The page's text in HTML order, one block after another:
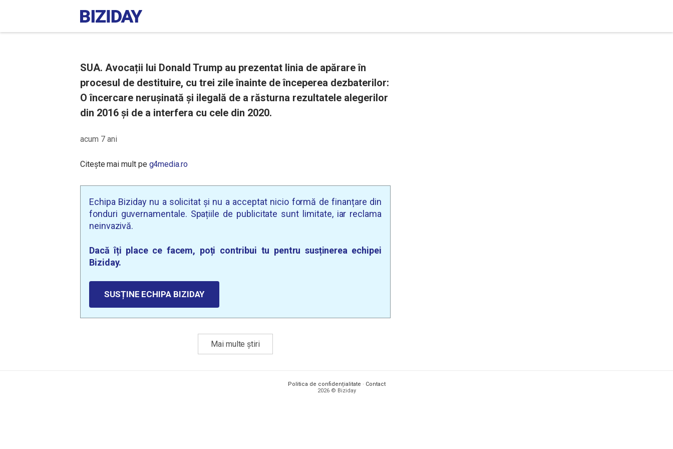
SUA. Avocații lui Donald Trump au prezentat linia de apărare în
procesul de destituire, cu trei zile înainte de începerea dezbaterilor:
O încercare nerușinată și ilegală de a răsturna rezultatele alegerilor
din 2016 și de a interfera cu cele din 2020.
acum 7 ani
Citește mai mult pe g4media.ro
Echipa Biziday nu a solicitat și nu a acceptat nicio formă de finanțare din
fonduri guvernamentale. Spațiile de publicitate sunt limitate, iar reclama
neinvazivă.
Dacă îți place ce facem, poți contribui tu pentru susținerea echipei
Biziday.
SUSȚINE ECHIPA BIZIDAY
Mai multe știri
Politica de confidențialitate · Contact
2026 © Biziday